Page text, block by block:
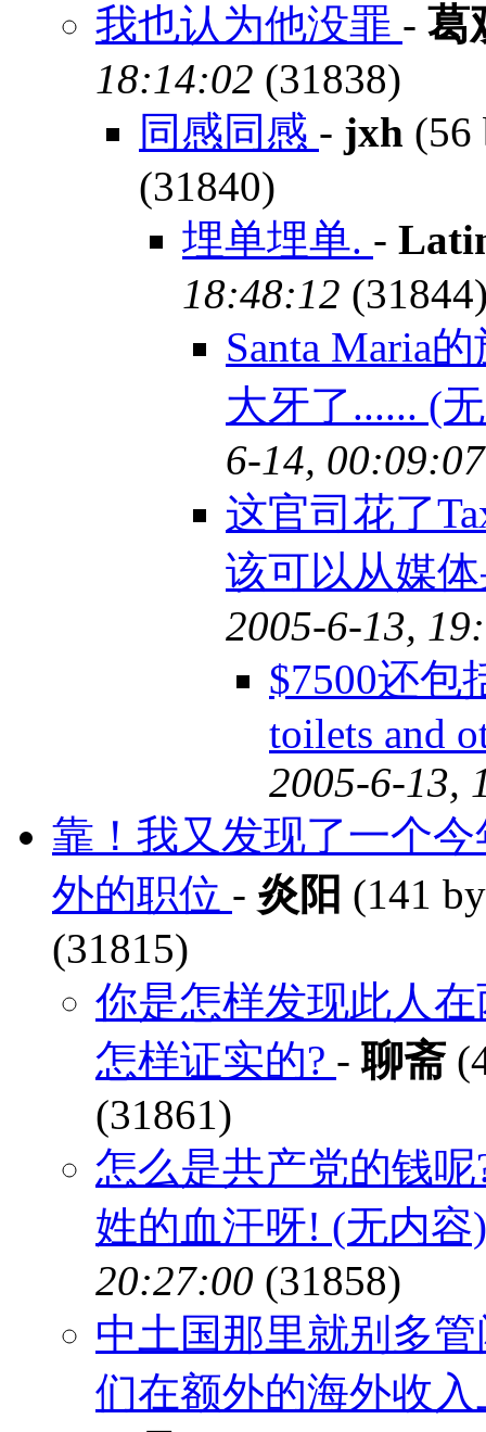
我也认为他没罪 - 葛
18:14:02 (31838)
同感同感 - jxh (56
(31840)
埋单埋单. -
18:48:12
Santa Maria
大牙了...... (
6-14, 00:09:07
这官司花了
该可以从媒
2005-6-13,
$7500还包
toilets and
2005-6-13,
靠！我又发现了一个
外的职位 - 炎阳 (141
(31815)
你是怎样发现此人
怎样证实的? -聊斋
(31861)
怎么是共产党的钱
姓的血汗呀! (无内容)
20:27:00 (31858)
中土国那里就别多
们在额外的海外收